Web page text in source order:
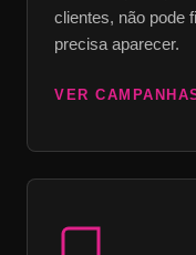
clientes, não pode
precisa aparecer.
VER